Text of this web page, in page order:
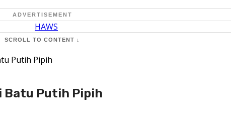
ADVERTISEMENT
SCROLL TO CONTENT ↓
Putih Pipih
Batu Putih Pipih